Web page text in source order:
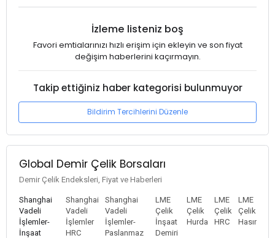
İzleme listeniz boş
Favori emtialarınızı hızlı erişim için ekleyin ve son fiyat
değişim haberlerini kaçırmayın.
Takip ettiğiniz haber kategorisi bulunmuyor
Bildirim Tercihlerini Düzenle
Global Demir Çelik Borsaları
Demir Çelik Endeksleri, Fiyat ve Haberleri
Shanghai
Vadeli
İşlemler-
İnşaat
Shanghai
Vadeli
İşlemler
HRC
Shanghai
Vadeli
İşlemler-
Paslanmaz
LME
Çelik
İnşaat
Demiri
LME
Çelik
Hurda
LME
Çelik
HRC
LME
Çelik
Hasır